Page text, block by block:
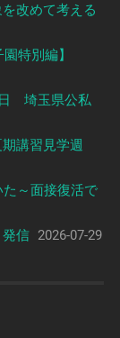
改めて考える
特別編】
埼玉県公私
講習見学週
～面接復活で
信 2026-07-29